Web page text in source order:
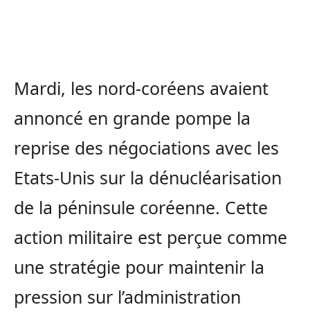
Mardi, les nord-coréens avaient
annoncé en grande pompe la
reprise des négociations avec les
Etats-Unis sur la dénucléarisation
de la péninsule coréenne. Cette
action militaire est perçue comme
une stratégie pour maintenir la
pression sur l’administration